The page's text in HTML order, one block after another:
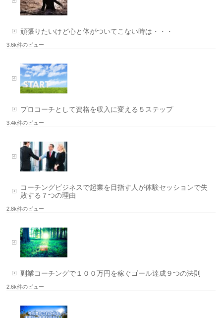
頑張りたいけど心と体がついてこない時は・・・
3.6k件のビュー
プロコーチとして資格を収入に変える５ステップ
3.4k件のビュー
コーチングビジネスで起業を目指す人が体験セッションで失
敗する７つの理由
2.8k件のビュー
副業コーチングで１００万円を稼ぐゴール達成９つの法則
2.6k件のビュー